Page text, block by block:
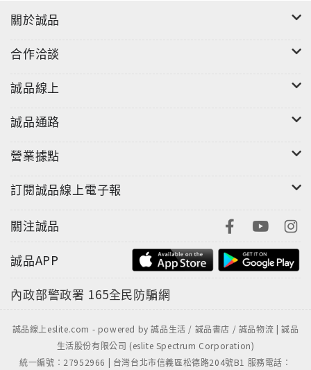
關於誠品
合作洽談
誠品線上
誠品通路
營業據點
訂閱誠品線上電子報
關注誠品
誠品APP
內政部警政署 165全民防騙網
誠品線上eslite.com - powered by 誠品生活 / 誠品書店 / 誠品物流 | 誠品
生活股份有限公司 (eslite Spectrum Corporation)
統一編號：27952966 | 台灣台北市信義區松德路204號B1 服務電話：